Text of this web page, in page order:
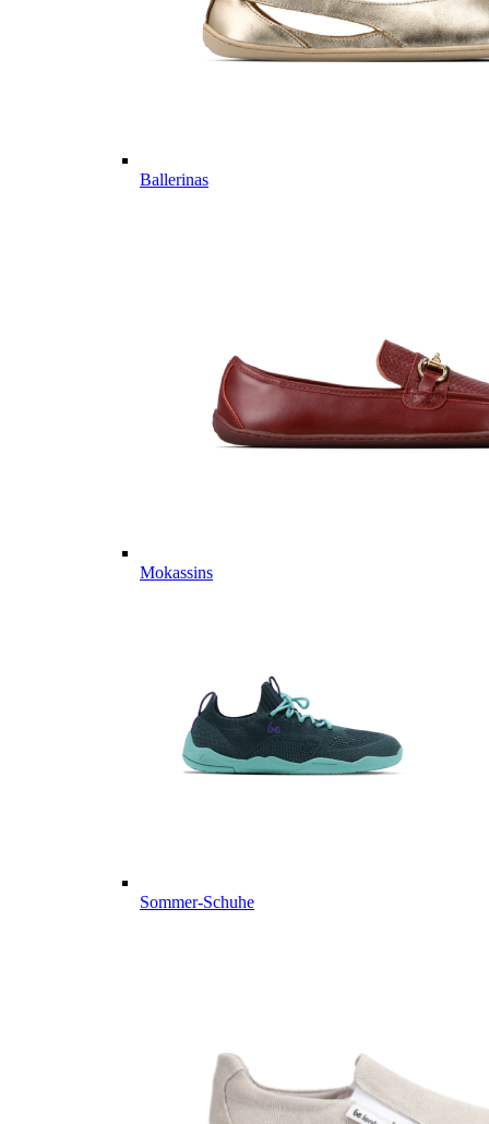
Ballerinas
Mokassins
Sommer-Schuhe